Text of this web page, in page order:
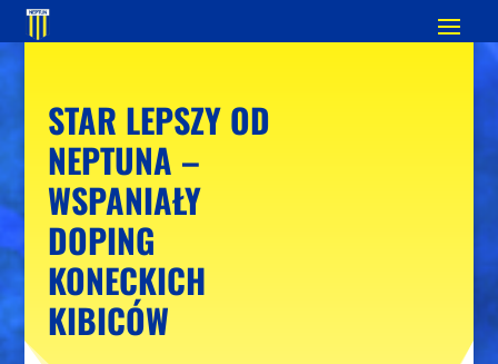
STAR LEPSZY OD
NEPTUNA –
WSPANIAŁY
DOPING
KONECKICH
KIBICÓW